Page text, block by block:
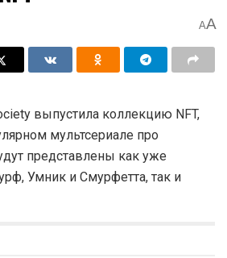
AA
выпустила коллекцию NFT,
мультсериале про
представлены как уже
Умник и Смурфетта, так и